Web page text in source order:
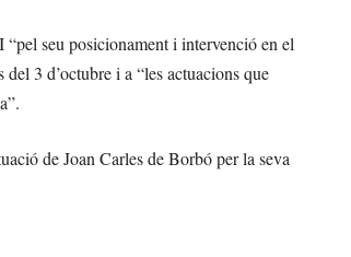
seu posicionament i intervenció en el
3 d’octubre i a “les actuacions que
de Joan Carles de Borbó per la seva